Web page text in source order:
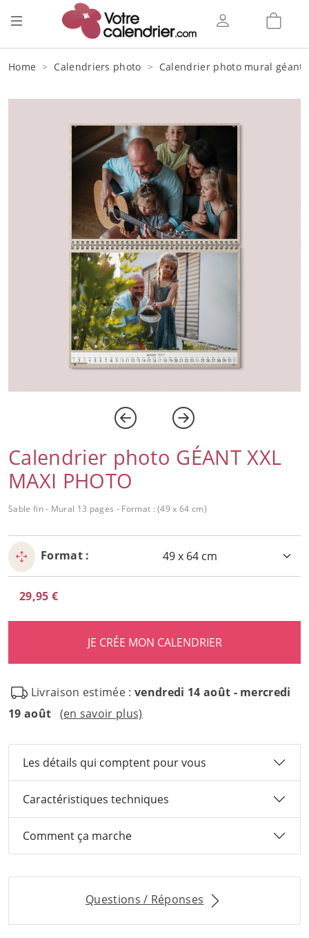
Home Calendriers photo Calendrier photo mural géant
Calendrier photo GÉANT XXL
MAXI PHOTO
Sable fin - Mural 13 pages - Format : (49 x 64 cm)
Format :
29,95 €
Livraison estimée :vendredi 14 août - mercredi
19 août (en savoir plus)
Les détails qui comptent pour vous
Caractéristiques techniques
Comment ça marche
Questions / Réponses